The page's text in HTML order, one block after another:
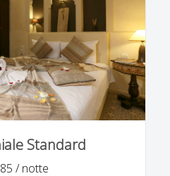
Standard
/ notte